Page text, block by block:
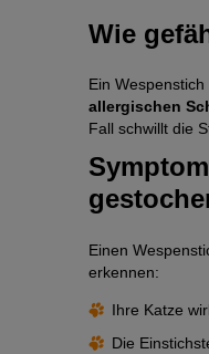
Wie
Ein
allergischen
Fall schwillt die
Einen
erkennen:
Ihre Katze
Die